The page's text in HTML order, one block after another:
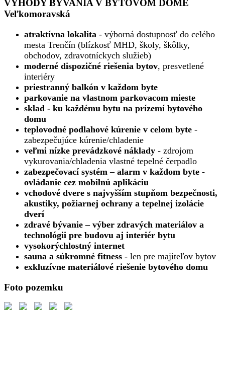
VÝHODY BÝVANIA V BYTOVOM DOME
Veľkomoravská
atraktívna lokalita - výborná dostupnosť do celého
mesta Trenčín (blízkosť MHD, školy, škôlky,
obchodov, zdravotníckych služieb)
moderné dispozičné riešenia bytov, presvetlené
interiéry
priestranný balkón v každom byte
parkovanie na vlastnom parkovacom mieste
sklad - ku každému bytu na prízemí bytového
domu
teplovodné podlahové kúrenie v celom byte -
zabezpečujúce kúrenie/chladenie
veľmi nízke prevádzkové náklady - zdrojom
vykurovania/chladenia vlastné tepelné čerpadlo
zabezpečovací systém – alarm v každom byte -
ovládanie cez mobilnú aplikáciu
vchodové dvere s najvyšším stupňom bezpečnosti,
akustiky, požiarnej ochrany a tepelnej izolácie
dverí
zdravé bývanie – výber zdravých materiálov a
technológii pre budovu aj interiér bytu
vysokorýchlostný internet
sauna a súkromné fitness - len pre majiteľov bytov
exkluzívne materiálové riešenie bytového domu
Foto pozemku